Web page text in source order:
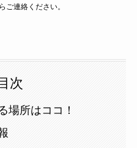
ご連絡ください。
次
場所はココ！